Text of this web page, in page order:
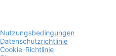
Nutzungsbedingungen
Datenschutzrichtlinie
Cookie-Richtlinie